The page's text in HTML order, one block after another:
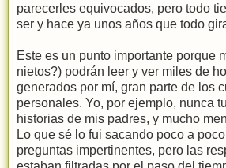
parecerles equivocados, pero todo
ser y hace ya unos años que todo
Este es un punto importante porque
nietos?) podrán leer y ver miles de
generados por mí, gran parte de los
personales. Yo, por ejemplo, nunca
historias de mis padres, y mucho
Lo que sé lo fui sacando poco a
preguntas impertinentes, pero las